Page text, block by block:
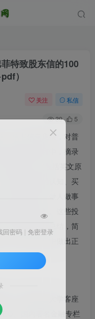
特致股东信的100
）
关注 私信
39 5
，信中信息庞杂，对普
从庞杂的内容中，摘录
条金句（包括英文原
对股票市场的认知、买
企业的管理、做人做事
辑和人生原则。这些投
生成就的经验总结，简
、生活与工作中做出正
人，北京理工大学客座
。国内著名金融专栏
回密码 | 免密登录